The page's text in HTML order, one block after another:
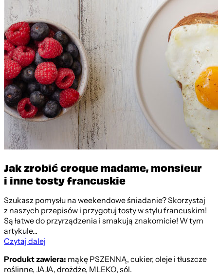
Proteinowa
Jak zrobić croque madame, monsieur
i inne tosty francuskie
Szukasz pomysłu na weekendowe śniadanie? Skorzystaj
z naszych przepisów i przygotuj tosty w stylu francuskim!
Są łatwe do przyrządzenia i smakują znakomicie! W tym
artykule...
Czytaj dalej
Produkt zawiera: mąkę PSZENNĄ, cukier, oleje i tłuszcze
roślinne, JAJA, drożdże, MLEKO, sól.